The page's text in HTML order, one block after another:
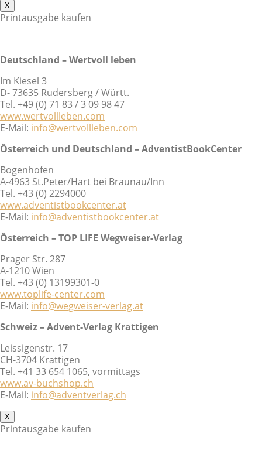
X
Printausgabe kaufen
Deutschland – Wertvoll leben
Im Kiesel 3
D- 73635 Rudersberg / Württ.
Tel. +49 (0) 71 83 / 3 09 98 47
www.wertvollleben.com
E-Mail: info@wertvollleben.com
Österreich und Deutschland – AdventistBookCenter
Bogenhofen
A-4963 St.Peter/Hart bei Braunau/Inn
Tel. +43 (0) 2294000
www.adventistbookcenter.at
E-Mail: info@adventistbookcenter.at
Österreich – TOP LIFE Wegweiser-Verlag
Prager Str. 287
A-1210 Wien
Tel. +43 (0) 13199301-0
www.toplife-center.com
E-Mail: info@wegweiser-verlag.at
Schweiz – Advent-Verlag Krattigen
Leissigenstr. 17
CH-3704 Krattigen
Tel. +41 33 654 1065, vormittags
www.av-buchshop.ch
E-Mail: info@adventverlag.ch
X
Printausgabe kaufen